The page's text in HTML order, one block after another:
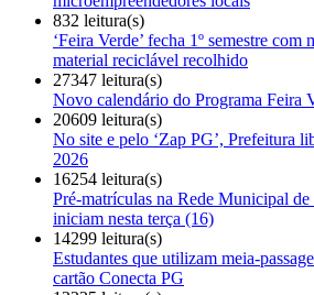
832 leitura(s)
‘Feira Verde’ fecha 1º semestre com
material reciclável recolhido
27347 leitura(s)
Novo calendário do Programa Feira
20609 leitura(s)
No site e pelo ‘Zap PG’, Prefeitura
2026
16254 leitura(s)
Pré-matrículas na Rede Municipal
iniciam nesta terça (16)
14299 leitura(s)
Estudantes que utilizam meia-
cartão Conecta PG